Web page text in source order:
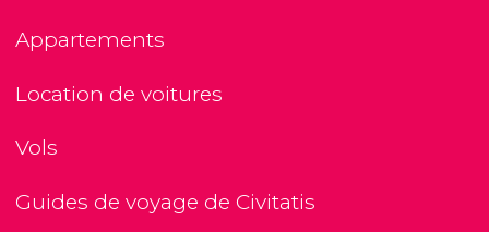
Appartements
Location de voitures
Vols
Guides de voyage de Civitatis